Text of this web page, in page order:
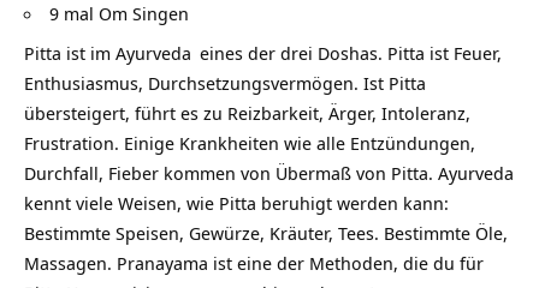
9 mal Om Singen
Pitta ist im Ayurveda eines der drei Doshas. Pitta ist Feuer,
Enthusiasmus, Durchsetzungsvermögen. Ist Pitta
übersteigert, führt es zu Reizbarkeit, Ärger, Intoleranz,
Frustration. Einige Krankheiten wie alle Entzündungen,
Durchfall, Fieber kommen von Übermaß von Pitta. Ayurveda
kennt viele Weisen, wie Pitta beruhigt werden kann:
Bestimmte Speisen, Gewürze, Kräuter, Tees. Bestimmte Öle,
Massagen. Pranayama ist eine der Methoden, die du für